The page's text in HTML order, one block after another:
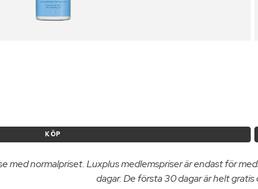
KÖP
med normalpriset. Luxplus medlemspriser är endast för
dagar. De första 30 dagar är helt